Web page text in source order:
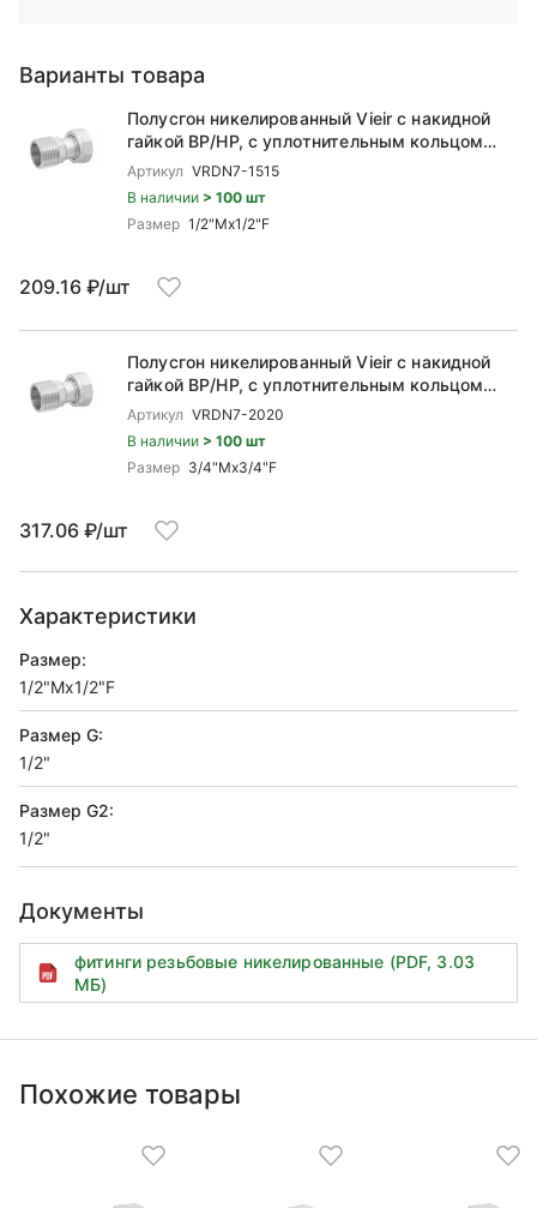
Варианты товара
Полусгон никелированный Vieir с накидной
гайкой ВР/НР, с уплотнительным кольцом
1/2x1/2
Артикул VRDN7-1515
В наличии > 100 шт
Размер 1/2"Mx1/2"F
209.16 ₽/шт
Полусгон никелированный Vieir с накидной
гайкой ВР/НР, с уплотнительным кольцом
3/4x3/4
Артикул VRDN7-2020
В наличии > 100 шт
Размер 3/4"Mx3/4"F
317.06 ₽/шт
Характеристики
Размер:
1/2"Mx1/2"F
Размер G:
1/2"
Размер G2:
1/2"
Документы
фитинги резьбовые никелированные (PDF, 3.03
МБ)
Похожие товары